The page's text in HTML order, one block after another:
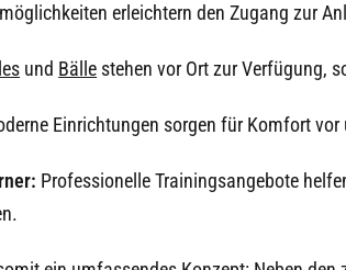
erleichtern den Zugang zur
und Bälle stehen vor Ort zur Verfügung,
Einrichtungen sorgen für Komfort vor
Professionelle Trainingsangebote